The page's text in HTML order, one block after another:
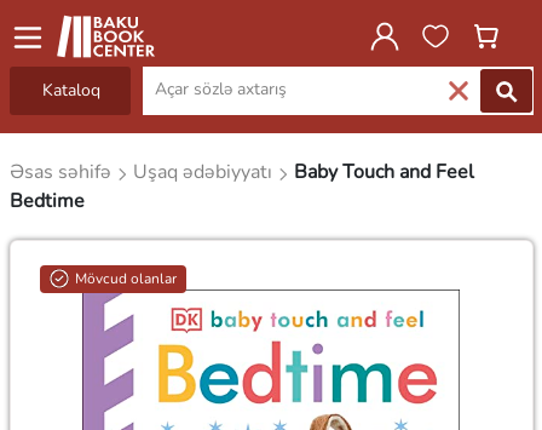
Kataloq
Əsas səhifə Uşaq ədəbiyyatı
Baby Touch and Feel
Bedtime
Mövcud olanlar